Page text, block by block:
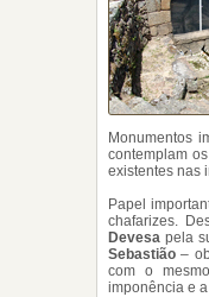
Monumentos
contemplam
existentes nas
Papel
chafarizes.
Devesa pela
Sebastião –
com o
imponência e